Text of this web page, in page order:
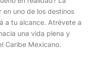
uno de los destinos
a tu alcance. Atrévete a
una vida plena y
Caribe Mexicano.